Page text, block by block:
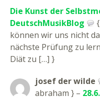
Die Kunst der
DeutschMusikBlog
können wir uns nicht
nächste Prüfung zu
Diät zu […] }
josef der wilde
abraham } –